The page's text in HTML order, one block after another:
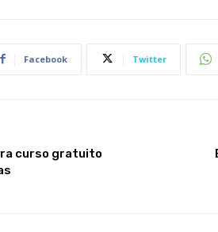
Facebook Twitter
curso gratuito